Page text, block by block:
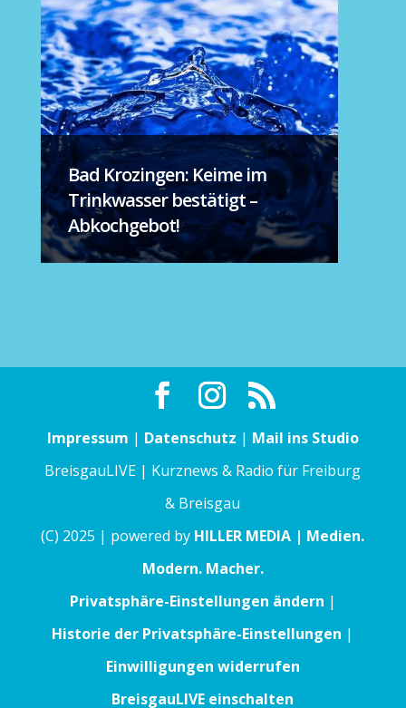
Bad Krozingen: Keime im
Trinkwasser bestätigt –
Abkochgebot!
Impressum | Datenschutz | Mail ins Studio
BreisgauLIVE | Kurznews & Radio für Freiburg
& Breisgau
(C) 2025 | powered by HILLER MEDIA | Medien.
Modern. Macher.
Privatsphäre-Einstellungen ändern |
Historie der Privatsphäre-Einstellungen |
Einwilligungen widerrufen
BreisgauLIVE einschalten